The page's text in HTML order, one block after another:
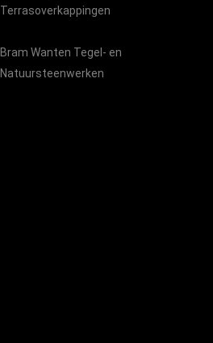
Terrasoverkappingen
Bram Wanten Tegel- en
Natuursteenwerken